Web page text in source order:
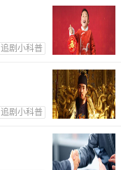
追剧小科普
追剧小科普